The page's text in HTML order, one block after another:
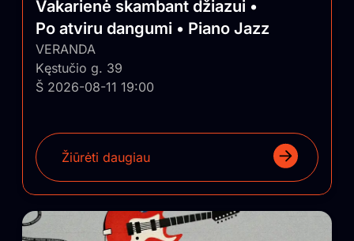
Vakarienė skambant džiazui •
Po atviru dangumi • Piano Jazz
VERANDA
Kęstučio g. 39
Š 2026-08-11 19:00
Žiūrėti daugiau